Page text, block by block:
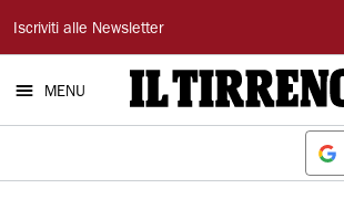
Il
Tirreno
Iscriviti alle Newsletter
MENU